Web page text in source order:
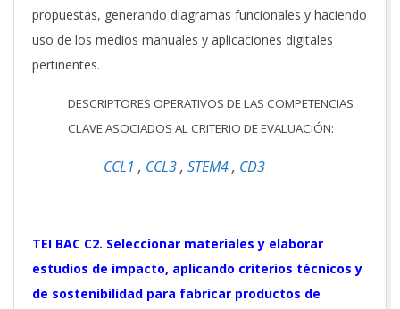
propuestas, generando diagramas funcionales y haciendo
uso de los medios manuales y aplicaciones digitales
pertinentes.
DESCRIPTORES OPERATIVOS DE LAS COMPETENCIAS
CLAVE ASOCIADOS AL CRITERIO DE EVALUACIÓN:
CCL1 , CCL3, STEM4, CD3
TEI BAC C2. Seleccionar materiales y elaborar
estudios de impacto, aplicando criterios técnicos y
de sostenibilidad para fabricar productos de